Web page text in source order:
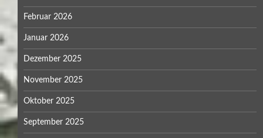
Februar 2026
Januar 2026
Dezember 2025
November 2025
Oktober 2025
September 2025